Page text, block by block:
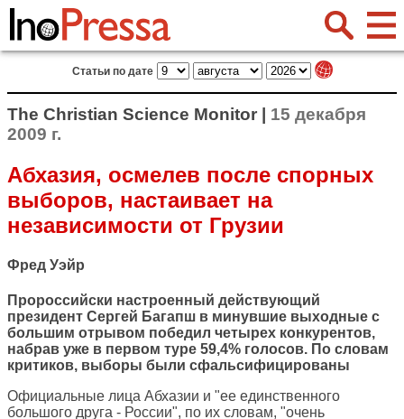
Статьи по дате
The Christian Science Monitor | 15 декабря
2009 г.
Абхазия, осмелев после спорных
выборов, настаивает на
независимости от Грузии
Фред Уэйр
Пророссийски настроенный действующий
президент Сергей Багапш в минувшие выходные с
большим отрывом победил четырех конкурентов,
набрав уже в первом туре 59,4% голосов. По словам
критиков, выборы были сфальсифицированы
Официальные лица Абхазии и "ее единственного
большого друга - России", по их словам, "очень